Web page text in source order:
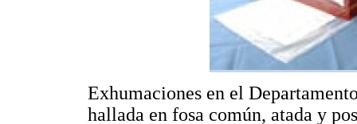
Exhumaciones en el
hallada en fosa común, atada y